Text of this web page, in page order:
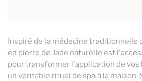
Inspiré de la médecine traditionnelle
en pierre de Jade naturelle est
pour transformer l'application de vos
un véritable rituel de spa à la maison.